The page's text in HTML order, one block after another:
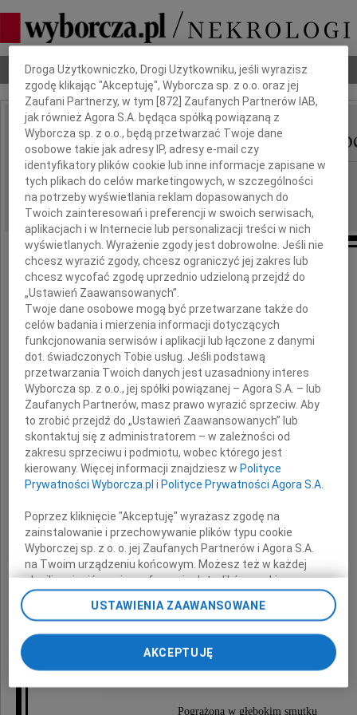
Nekrologi Odeszli Poradnik pogrzebowy
IMIĘ I NAZWISKO: Weronika Borejszo-
REGION: Łódź
DATA EMISJI: 19.05.2016
Ze smutkiem
zawiadamiamy o śmierci
Weroniki
Borejszo-Mroczek
1939-2016
Pogrzeb odbędzie się w dniu
20 maja 2016 roku o godzinie 11.30
na cmentarzu rzymskokatolickim w Łodzi
przy ulicy Szczecińskiej.
Pogrążona w głębokim smutku
Dbamy o Twoją prywatność
Droga Użytkowniczko, Drogi Użytkowniku, jeśli wyrazisz
zgodę klikając "Akceptuję", Wyborcza sp. z o.o. oraz jej
Zaufani Partnerzy, w tym [872 ] Zaufanych Partnerów IAB,
jak również Agora S.A. będąca spółką powiązaną z
Wyborcza sp. z o.o., będą przetwarzać Twoje dane
osobowe takie jak adresy IP, adresy e-mail czy
identyfikatory plików cookie lub inne informacje zapisane w
tych plikach do celów marketingowych, w szczególności
na potrzeby wyświetlania reklam dopasowanych do
Twoich zainteresowań i preferencji w swoich serwisach,
aplikacjach i w Internecie lub personalizacji treści w nich
wyświetlanych. Wyrażenie zgody jest dobrowolne. Jeśli nie
chcesz wyrazić zgody, chcesz ograniczyć jej zakres lub
chcesz wycofać zgodę uprzednio udzieloną przejdź do
„Ustawień Zaawansowanych”.
Twoje dane osobowe mogą być przetwarzane także do
celów badania i mierzenia informacji dotyczących
funkcjonowania serwisów i aplikacji lub łączone z danymi
dot. świadczonych Tobie usług. Jeśli podstawą
przetwarzania Twoich danych jest uzasadniony interes
Wyborcza sp. z o.o., jej spółki powiązanej – Agora S.A. – lub
Zaufanych Partnerów, masz prawo wyrazić sprzeciw. Aby
to zrobić przejdź do „Ustawień Zaawansowanych” lub
skontaktuj się z administratorem – w zależności od
zakresu sprzeciwu i podmiotu, wobec którego jest
kierowany. Więcej informacji znajdziesz w Polityce
Prywatności Wyborcza.pl i Polityce Prywatności Agora S.A.
Poprzez kliknięcie "Akceptuję" wyrażasz zgodę na
zainstalowanie i przechowywanie plików typu cookie
Wyborczej sp. z o. o. jej Zaufanych Partnerów i Agora S.A.
na Twoim urządzeniu końcowym. Możesz też w każdej
chwili zmienić swoje preferencje dot. plików cookie,
ponownie wywołując narzędzie do zarządzania Twoimi
preferencjami dot. przetwarzania danych poprzez
przechodząc do sekcji „Ustawienia zaawansowane”.
Zmiana ustawień plików cookie możliwa jest także za
My, nasi Zaufani Partnerzy i Agora S.A. możemy
USTAWIENIA ZAAWANSOWANE
AKCEPTUJĘ